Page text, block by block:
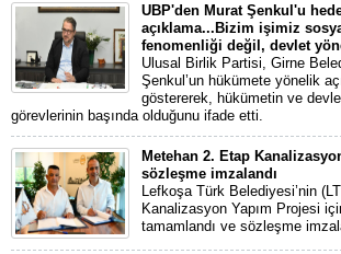
UBP'den Murat Şenkul'u
açıklama...Bizim işimiz
fenomenliği değil, devlet
Ulusal Birlik Partisi, Girne
Şenkul’un hükümete yönelik
göstererek, hükümetin ve
görevlerinin başında olduğunu ifade etti.
Metehan 2. Etap
sözleşme imzalandı
Lefkoşa Türk Belediyesi’nin
Kanalizasyon Yapım Projesi
tamamlandı ve sözleşme